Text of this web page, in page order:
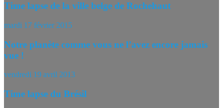
Time lapse de la ville belge de Rochehaut
mardi 17 février 2015
Notre planète comme vous ne l’avez encore jamais
vue !
vendredi 19 avril 2013
Time lapse du Brésil